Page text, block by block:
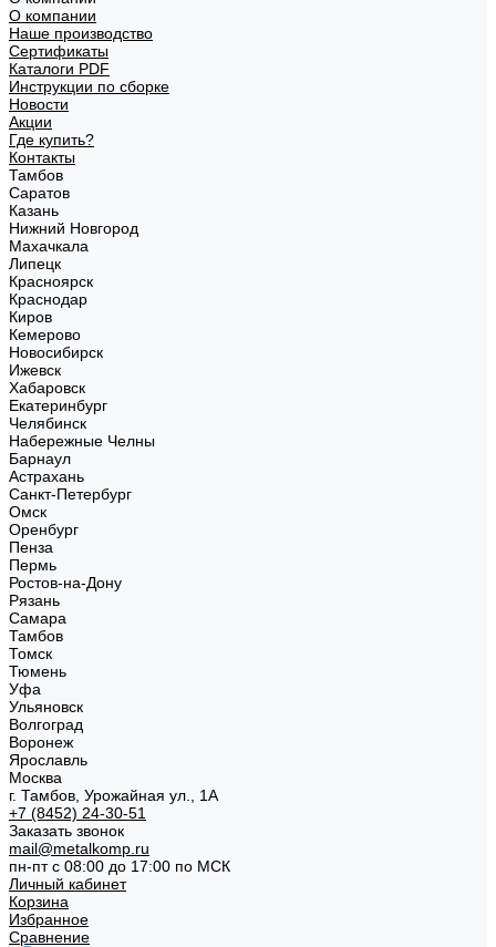
О компании
Наше производство
Сертификаты
Каталоги PDF
Инструкции по сборке
Новости
Акции
Где купить?
Контакты
Тамбов
Саратов
Казань
Нижний Новгород
Махачкала
Липецк
Красноярск
Краснодар
Киров
Кемерово
Новосибирск
Ижевск
Хабаровск
Екатеринбург
Челябинск
Набережные Челны
Барнаул
Астрахань
Санкт-Петербург
Омск
Оренбург
Пенза
Пермь
Ростов-на-Дону
Рязань
Самара
Тамбов
Томск
Тюмень
Уфа
Ульяновск
Волгоград
Воронеж
Ярославль
Москва
г. Тамбов, Урожайная ул., 1А
+7 (8452) 24-30-51
Заказать звонок
mail@metalkomp.ru
пн-пт с 08:00 до 17:00 по МСК
Личный кабинет
Корзина
Избранное
Сравнение